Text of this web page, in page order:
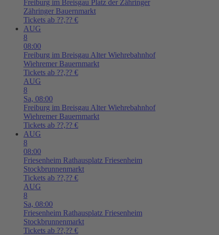
Freiburg im Breisgau Platz der Zähringer
Zähringer Bauernmarkt
Tickets ab ??,?? €
AUG
8
08:00
Freiburg im Breisgau Alter Wiehrebahnhof
Wiehremer Bauernmarkt
Tickets ab ??,?? €
AUG
8
Sa, 08:00
Freiburg im Breisgau Alter Wiehrebahnhof
Wiehremer Bauernmarkt
Tickets ab ??,?? €
AUG
8
08:00
Friesenheim Rathausplatz Friesenheim
Stockbrunnenmarkt
Tickets ab ??,?? €
AUG
8
Sa, 08:00
Friesenheim Rathausplatz Friesenheim
Stockbrunnenmarkt
Tickets ab ??,?? €